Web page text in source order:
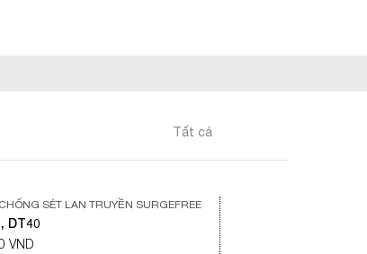
Tất cả
SÉT LAN TRUYỀN SURGEFREE
DT40
VND